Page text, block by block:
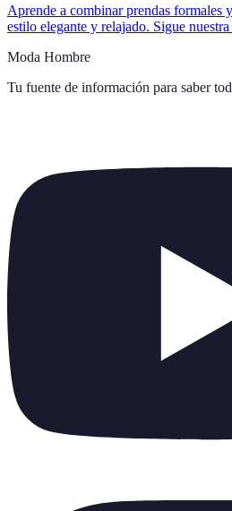
Aprende a combinar prendas formales
estilo elegante y relajado. Sigue
Moda Hombre
Tu fuente de información para saber